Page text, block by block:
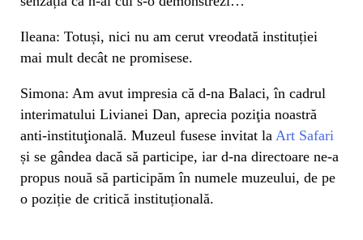
Ileana: Totuși, nici nu am cerut vreodată instituției
mai mult decât ne promisese.
Simona: Am avut impresia că d-na Balaci, în cadrul
interimatului Livianei Dan, aprecia poziţia noastră
anti-instituţională. Muzeul fusese invitat la Art Safari
și se gândea dacă să participe, iar d-na directoare ne-a
propus nouă să participăm în numele muzeului, de pe
o poziție de critică instituțională.